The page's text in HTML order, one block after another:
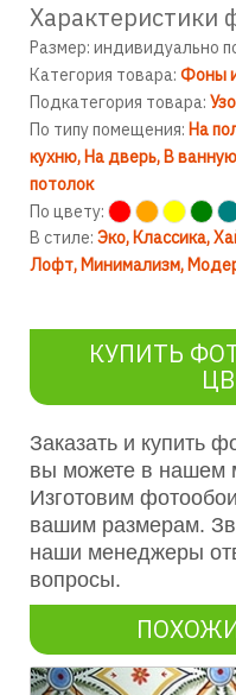
Характеристики
Размер: индивидуально
Категория товара: Фоны
Подкатегория товара:
По типу помещения: На
кухню На дверь В ванную
потолок
По цвету:
В стиле: Эко Классика
Лофт Минимализм
КУПИТЬ
Заказать и купить
вы можете в нашем
Изготовим
вашим размерам.
наши менеджеры
вопросы.